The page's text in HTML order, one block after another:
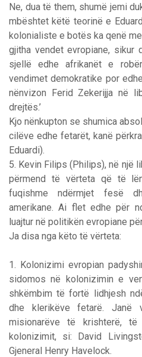
Ne, dua të them, shumë jemi
mbështet këtë teorinë e
kolonialiste e botës ka qenë
gjitha vendet evropiane, sikur
sjellë edhe afrikanët e
vendimet demokratike por
nënvizon Ferid Zekerijja në
drejtës.’
Kjo nënkupton se shumica
cilëve edhe fetarët, kanë
Eduardi).
5. Kevin Filips (Philips), në një
përmend të vërteta që të
fuqishme ndërmjet fesë
amerikane. Ai flet edhe për
luajtur në politikën evropiane
Ja disa nga këto të vërteta:
1. Kolonizimi evropian
sidomos në kolonizimin e
shkëmbim të fortë lidhjesh
dhe klerikëve fetarë. Janë
misionarëve të krishterë,
kolonizimit, si: David
Gjeneral Henry Havelock.